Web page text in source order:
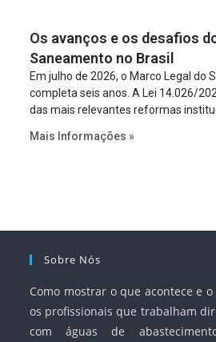
projeto a projeto.
Os avanços e os desafios
Saneamento no Brasil
Em julho de 2026, o Marco Legal do
completa seis anos. A Lei 14.026/
das mais relevantes reformas
serviços, ampliar a participação da
Mais Informações »
Sobre Nós
Como mostrar o que acontece e
os profissionais que trabalham
com águas de